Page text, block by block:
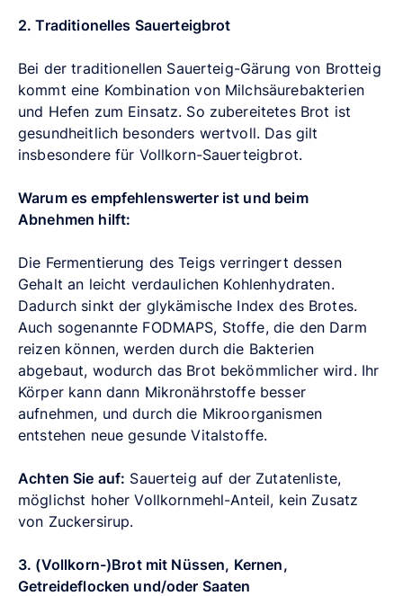
2. Traditionelles Sauerteigbrot
Bei der traditionellen Sauerteig-Gärung von Brotteig
kommt eine Kombination von Milchsäurebakterien
und Hefen zum Einsatz. So zubereitetes Brot ist
gesundheitlich besonders wertvoll. Das gilt
insbesondere für Vollkorn-Sauerteigbrot.
Warum es empfehlenswerter ist und beim
Abnehmen hilft:
Die Fermentierung des Teigs verringert dessen
Gehalt an leicht verdaulichen Kohlenhydraten.
Dadurch sinkt der glykämische Index des Brotes.
Auch sogenannte FODMAPS, Stoffe, die den Darm
reizen können, werden durch die Bakterien
abgebaut, wodurch das Brot bekömmlicher wird. Ihr
Körper kann dann Mikronährstoffe besser
aufnehmen, und durch die Mikroorganismen
entstehen neue gesunde Vitalstoffe.
Achten Sie auf: Sauerteig auf der Zutatenliste,
möglichst hoher Vollkornmehl-Anteil, kein Zusatz
von Zuckersirup.
3. (Vollkorn-)Brot mit Nüssen, Kernen,
Getreideflocken und/oder Saaten